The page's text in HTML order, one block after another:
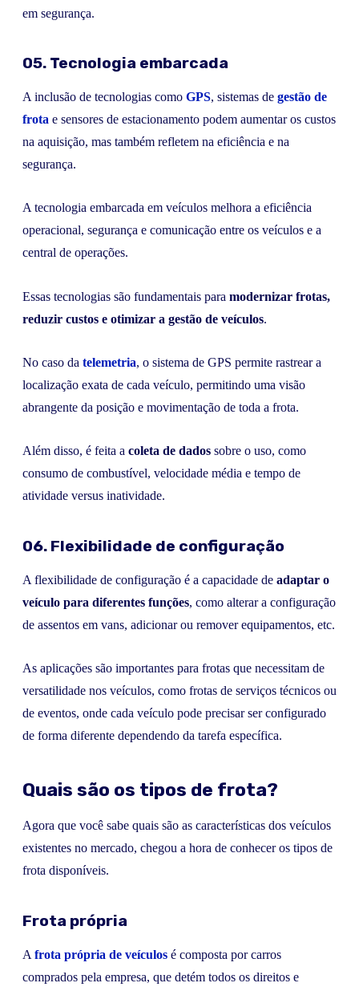
em segurança.
05. Tecnologia embarcada
A inclusão de tecnologias como GPS, sistemas de gestão de
frota e sensores de estacionamento podem aumentar os custos
na aquisição, mas também refletem na eficiência e na
segurança.
A tecnologia embarcada em veículos melhora a eficiência
operacional, segurança e comunicação entre os veículos e a
central de operações.
Essas tecnologias são fundamentais para modernizar frotas,
reduzir custos e otimizar a gestão de veículos.
No caso da telemetria, o sistema de GPS permite rastrear a
localização exata de cada veículo, permitindo uma visão
abrangente da posição e movimentação de toda a frota.
Além disso, é feita a coleta de dados sobre o uso, como
consumo de combustível, velocidade média e tempo de
atividade versus inatividade.
06. Flexibilidade de configuração
A flexibilidade de configuração é a capacidade de adaptar o
veículo para diferentes funções, como alterar a configuração
de assentos em vans, adicionar ou remover equipamentos, etc.
As aplicações são importantes para frotas que necessitam de
versatilidade nos veículos, como frotas de serviços técnicos ou
de eventos, onde cada veículo pode precisar ser configurado
de forma diferente dependendo da tarefa específica.
Quais são os tipos de frota?
Agora que você sabe quais são as características dos veículos
existentes no mercado, chegou a hora de conhecer os tipos de
frota disponíveis.
Frota própria
A frota própria de veículos é composta por carros
comprados pela empresa, que detém todos os direitos e